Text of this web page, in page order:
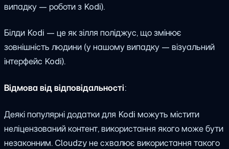
випадку — роботи з Kodi).
Білди Kodi — це як зілля поліджус, що змінює
зовнішність людини (у нашому випадку — візуальний
інтерфейс Kodi).
Відмова від відповідальності:
Деякі популярні додатки для Kodi можуть містити
нелiцензований контент, використання якого може бути
незаконним. Cloudzy не схвалює використання такого